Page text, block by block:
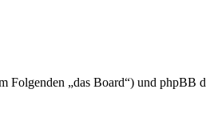
„das Board“) und phpBB